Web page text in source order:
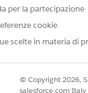
in un sito
di commenti
di creare
o sui membri
raccogliendo
per la partecipazione
cookie
scelte in materia di
© Copyright 2026,
salesforce.com